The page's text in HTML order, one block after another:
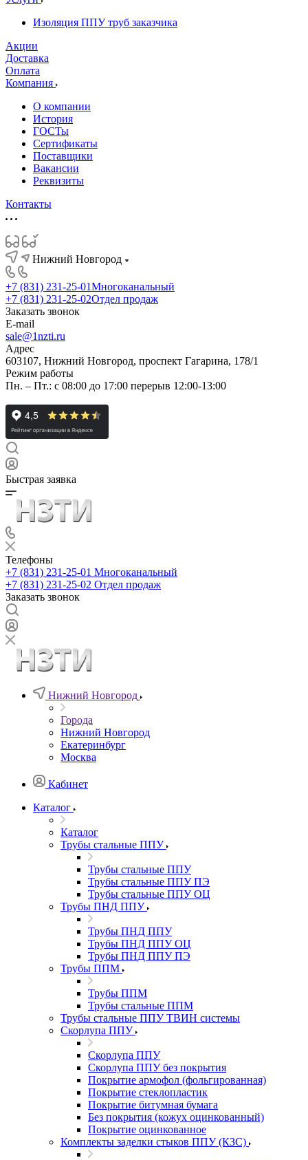
Изоляция ППУ труб заказчика
Акции
Доставка
Оплата
Компания
О компании
История
ГОСТы
Сертификаты
Поставщики
Вакансии
Реквизиты
Контакты
Нижний Новгород
+7 (831) 231-25-01Многоканальный
+7 (831) 231-25-02Отдел продаж
Заказать звонок
E-mail
sale@1nzti.ru
Адрес
603107, Нижний Новгород, проспект Гагарина, 178/1
Режим работы
Пн. – Пт.: с 08:00 до 17:00 перерыв 12:00-13:00
Быстрая заявка
Телефоны
+7 (831) 231-25-01 Многоканальный
+7 (831) 231-25-02 Отдел продаж
Заказать звонок
Нижний Новгород
Города
Нижний Новгород
Екатеринбург
Москва
Кабинет
Каталог
Каталог
Трубы стальные ППУ
Трубы стальные ППУ
Трубы стальные ППУ ПЭ
Трубы стальные ППУ ОЦ
Трубы ПНД ППУ
Трубы ПНД ППУ
Трубы ПНД ППУ ОЦ
Трубы ПНД ППУ ПЭ
Трубы ППМ
Трубы ППМ
Трубы стальные ППМ
Трубы стальные ППУ ТВИН системы
Скорлупа ППУ
Скорлупа ППУ
Скорлупа ППУ без покрытия
Покрытие армофол (фольгированная)
Покрытие стеклопластик
Покрытие битумная бумага
Без покрытия (кожух оцинкованный)
Покрытие оцинкованное
Комплекты заделки стыков ППУ (КЗС)